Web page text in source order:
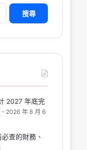
搜
鍵
2027 年底完
2026 年 8 月 6
查的財務、